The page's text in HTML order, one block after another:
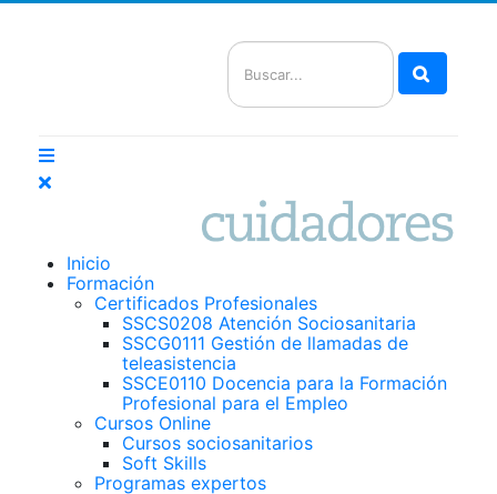
Inicio
Formación
Certificados Profesionales
SSCS0208 Atención Sociosanitaria
SSCG0111 Gestión de llamadas de
teleasistencia
SSCE0110 Docencia para la Formación
Profesional para el Empleo
Cursos Online
Cursos sociosanitarios
Soft Skills
Programas expertos